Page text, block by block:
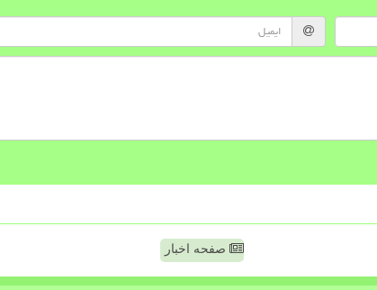
صفحه اخبار